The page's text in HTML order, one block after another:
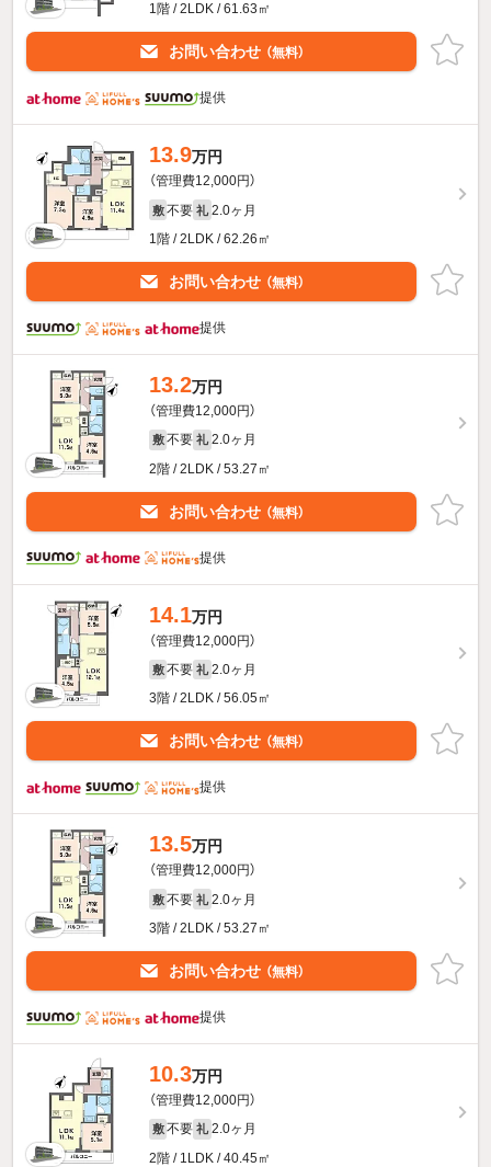
1階 / 2LDK / 61.63㎡
お問い合わせ （無料）
提供
13.9万円
（管理費12,000円）
敷 不要 礼 2.0ヶ月
1階 / 2LDK / 62.26㎡
お問い合わせ （無料）
提供
13.2万円
（管理費12,000円）
敷 不要 礼 2.0ヶ月
2階 / 2LDK / 53.27㎡
お問い合わせ （無料）
提供
14.1万円
（管理費12,000円）
敷 不要 礼 2.0ヶ月
3階 / 2LDK / 56.05㎡
お問い合わせ （無料）
提供
13.5万円
（管理費12,000円）
敷 不要 礼 2.0ヶ月
3階 / 2LDK / 53.27㎡
お問い合わせ （無料）
提供
10.3万円
（管理費12,000円）
敷 不要 礼 2.0ヶ月
2階 / 1LDK / 40.45㎡